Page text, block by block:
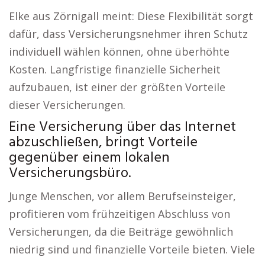
Elke aus Zörnigall meint: Diese Flexibilität sorgt
dafür, dass Versicherungsnehmer ihren Schutz
individuell wählen können, ohne überhöhte
Kosten. Langfristige finanzielle Sicherheit
aufzubauen, ist einer der größten Vorteile
dieser Versicherungen.
Eine Versicherung über das Internet
abzuschließen, bringt Vorteile
gegenüber einem lokalen
Versicherungsbüro.
Junge Menschen, vor allem Berufseinsteiger,
profitieren vom frühzeitigen Abschluss von
Versicherungen, da die Beiträge gewöhnlich
niedrig sind und finanzielle Vorteile bieten. Viele